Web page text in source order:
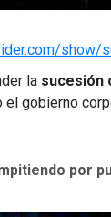
show/
la sucesión
el gobierno
por